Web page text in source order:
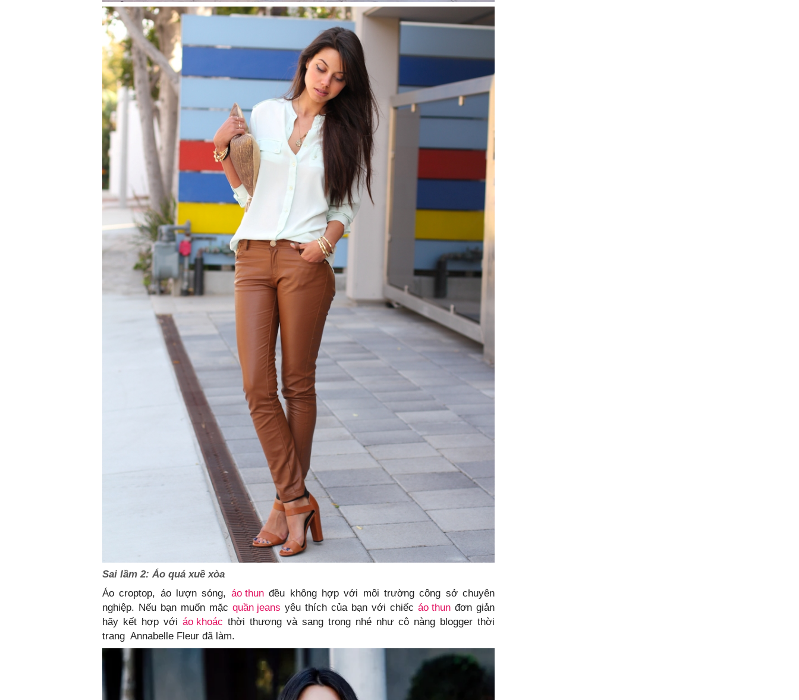
Sai lầm 2: Áo quá xuề xòa
Áo croptop, áo lượn sóng, áo thunđều không hợp với môi trường công sở chuyên
nghiệp. Nếu bạn muốn mặc quần jeans yêu thích của bạn với chiếc áo thun đơn giản
hãy kết hợp với áo khoác thời thượng và sang trọng nhé như cô nàng blogger thời
trang Annabelle Fleur đã làm.